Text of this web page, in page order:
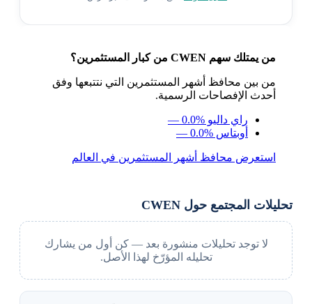
من يمتلك سهم CWEN من كبار المستثمرين؟
من بين محافظ أشهر المستثمرين التي نتتبعها وفق
أحدث الإفصاحات الرسمية.
راي داليو — 0.0%
أوبتاس — 0.0%
استعرض محافظ أشهر المستثمرين في العالم
تحليلات المجتمع حول CWEN
لا توجد تحليلات منشورة بعد — كن أول من يشارك
تحليله المؤرّخ لهذا الأصل.